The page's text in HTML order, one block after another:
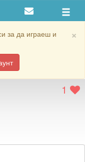
×
за да играеш и
1